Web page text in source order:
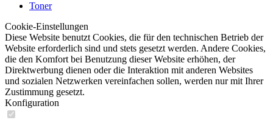
Toner
Cookie-Einstellungen
Diese Website benutzt Cookies, die für den technischen Betrieb der
Website erforderlich sind und stets gesetzt werden. Andere Cookies,
die den Komfort bei Benutzung dieser Website erhöhen, der
Direktwerbung dienen oder die Interaktion mit anderen Websites
und sozialen Netzwerken vereinfachen sollen, werden nur mit Ihrer
Zustimmung gesetzt.
Konfiguration